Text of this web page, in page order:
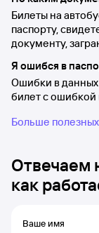
Билеты на
паспорту,
документу,
Я ошибся в
Ошибки в данных
билет с ошибкой
Больше
Отвечаем
как
Ваше имя